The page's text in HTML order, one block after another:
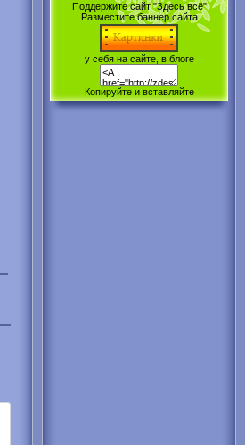
Поддержите сайт "Здесь всё"
Разместите баннер сайта
у себя на сайте, в блоге
Копируйте и вставляйте